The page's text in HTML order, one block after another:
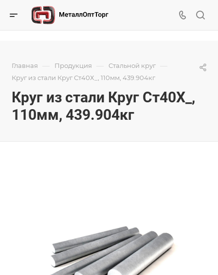
Главная — Продукция — Стальной круг —
Круг из стали Круг Ст40Х_, 110мм, 439.904кг
Круг из стали Круг Ст40Х_,
110мм, 439.904кг